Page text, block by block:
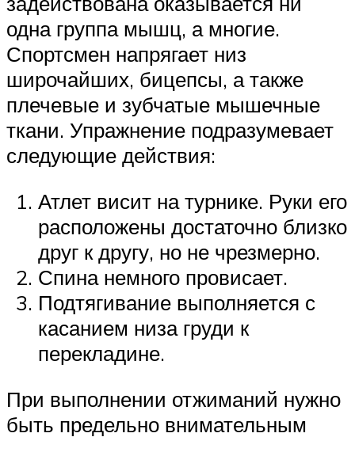
одна группа мышц, а многие.
Спортсмен напрягает низ
широчайших, бицепсы, а также
плечевые и зубчатые мышечные
ткани. Упражнение подразумевает
следующие действия:
Атлет висит на турнике. Руки его
расположены достаточно близко
друг к другу, но не чрезмерно.
Спина немного провисает.
Подтягивание выполняется с
касанием низа груди к
перекладине.
При выполнении отжиманий нужно
быть предельно внимательным